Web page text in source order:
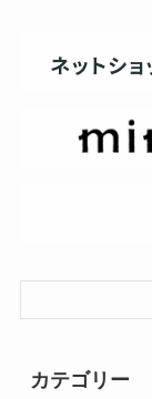
カテゴリー